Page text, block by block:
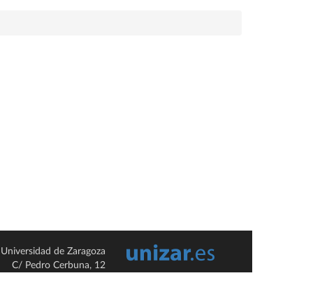
Universidad de Zaragoza
C/ Pedro Cerbuna, 12